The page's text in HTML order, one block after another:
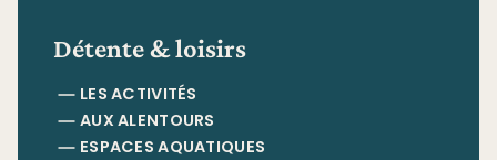
Détente & loisirs
LES ACTIVITÉS
AUX ALENTOURS
ESPACES AQUATIQUES